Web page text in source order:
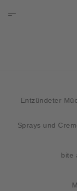
Entzündeter
Sprays und
bite